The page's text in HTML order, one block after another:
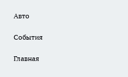
Авто
События
Главная